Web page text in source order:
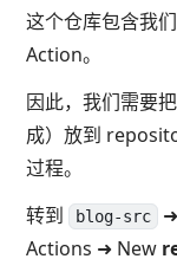
这个仓库包含我
Action。
因此，我们需要
成）放到
过程。
转到 blog-src
Actions ➜ New